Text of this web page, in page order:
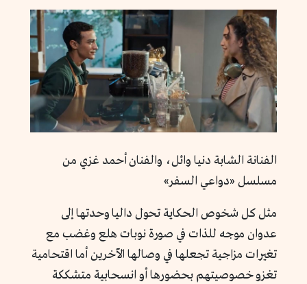
الفنانة الشابة دنيا وائل، والفنان أحمد غزي من
مسلسل «دواعي السفر»
مثل كل شخوص الحكاية تحول داليا وحدتها إلى
عدوان موجه للذات في صورة نوبات هلع وغضب مع
تغيرات مزاجية تجعلها في وصالها الآخرين أما اقتحامية
تغزو خصوصيتهم بحضورها أو انسحابية متشككة